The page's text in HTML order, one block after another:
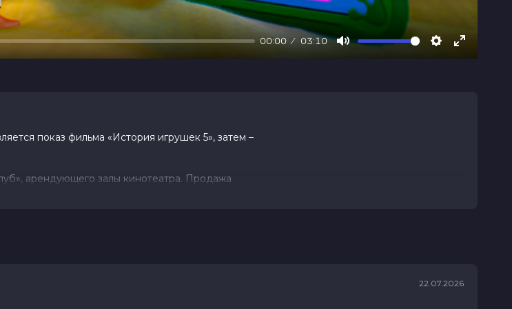
00:00 03:10
Mute Settings
Enter
показ фильма «История игрушек 5», затем –
арендующего залы кинотеатра. Продажа
22.07.2026